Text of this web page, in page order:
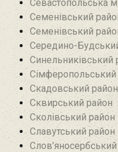
Севастопольська
Семенівський
Семенівський
Середино-
Синельниківський
Сімферопольський
Скадовський район
Сквирський район
Сколівський район
Славутський район